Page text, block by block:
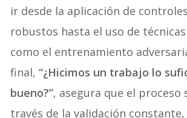
ir desde la aplicación de
robustos hasta el uso de técnicas
como el entrenamiento
final,“¿Hicimos un trabajo lo
bueno?”, asegura que el proceso
través de la validación